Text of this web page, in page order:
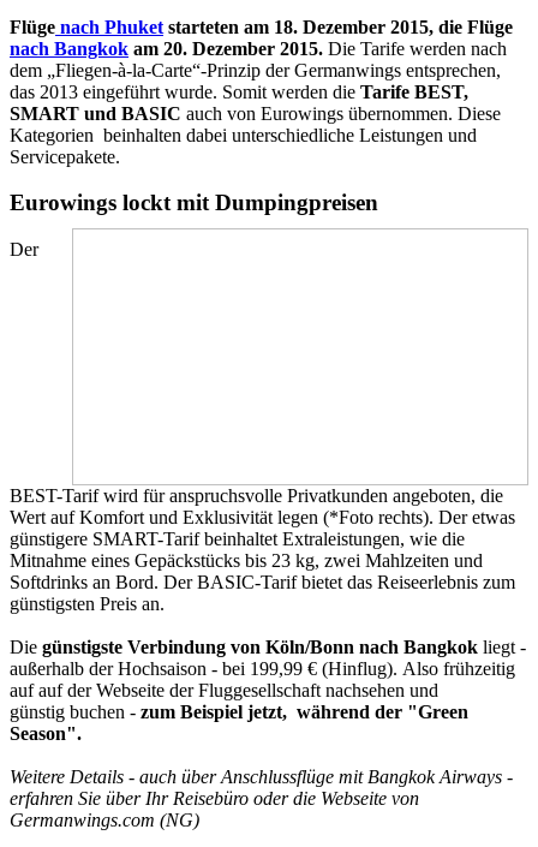
Flüge nach Phuket starteten am 18. Dezember 2015, die Flüge
nach Bangkok am 20. Dezember 2015. Die Tarife werden nach
dem „Fliegen-à-la-Carte“-Prinzip der Germanwings entsprechen,
das 2013 eingeführt wurde. Somit werden die Tarife BEST,
SMART und BASIC auch von Eurowings übernommen. Diese
Kategorien beinhalten dabei unterschiedliche Leistungen und
Servicepakete.
Eurowings lockt mit Dumpingpreisen
Der
BEST-Tarif wird für anspruchsvolle Privatkunden angeboten, die
Wert auf Komfort und Exklusivität legen (*Foto rechts). Der etwas
günstigere SMART-Tarif beinhaltet Extraleistungen, wie die
Mitnahme eines Gepäckstücks bis 23 kg, zwei Mahlzeiten und
Softdrinks an Bord. Der BASIC-Tarif bietet das Reiseerlebnis zum
günstigsten Preis an.
Die günstigste Verbindung von Köln/Bonn nach Bangkok liegt -
außerhalb der Hochsaison - bei 199,99 € (Hinflug). Also frühzeitig
auf auf der Webseite der Fluggesellschaft nachsehen und
günstig buchen - zum Beispiel jetzt, während der "Green
Season".
Weitere Details - auch über Anschlussflüge mit Bangkok Airways -
erfahren Sie über Ihr Reisebüro oder die Webseite von
Germanwings.com (NG)